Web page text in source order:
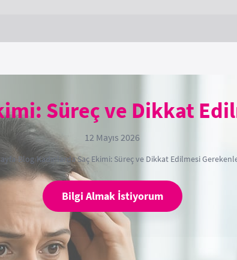
Süreç ve Dikkat
12 Mayıs 2026
› Blog›Kadınlarda Saç Ekimi: Süreç ve Dikkat Edilmesi
Bilgi Almak İstiyorum